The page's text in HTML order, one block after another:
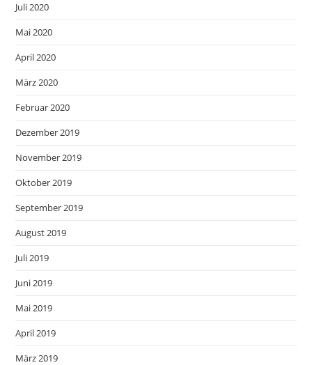
Juli 2020
Mai 2020
April 2020
März 2020
Februar 2020
Dezember 2019
November 2019
Oktober 2019
September 2019
August 2019
Juli 2019
Juni 2019
Mai 2019
April 2019
März 2019